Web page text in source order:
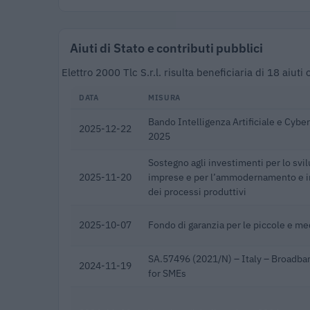
Aiuti di Stato e contributi pubblici
Elettro 2000 Tlc S.r.l. risulta beneficiaria di 18
DATA MISURA
2025-12-22
Bando Intelligenza Artificiale e
2025
2025-11-20
Sostegno agli investimenti per lo
imprese e per l’ammodernamento e
dei processi produttivi
2025-10-07 Fondo di garanzia per le piccole e
2024-11-19
SA.57496 (2021/N) – Italy –
for SMEs